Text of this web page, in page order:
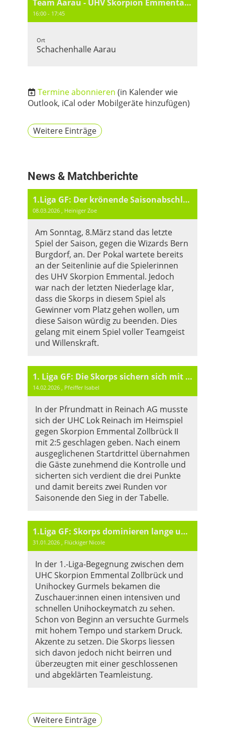
Team Aarau - UHV Skorpion Emmental II
16:00 - 17:45
Ort
Schachenhalle Aarau
Termine abonnieren (in Kalender wie
Outlook, iCal oder Mobilgeräte hinzufügen)
Weitere Einträge
News & Matchberichte
1.Liga GF: Der krönende Saisonabschluss
08.03.2026 , Heiniger Zoe
Am Sonntag, 8.März stand das letzte
Spiel der Saison, gegen die Wizards Bern
Burgdorf, an. Der Pokal wartete bereits
an der Seitenlinie auf die Spielerinnen
des UHV Skorpion Emmental. Jedoch
war nach der letzten Niederlage klar,
dass die Skorps in diesem Spiel als
Gewinner vom Platz gehen wollen, um
diese Saison würdig zu beenden. Dies
gelang mit einem Spiel voller Teamgeist
und Willenskraft.
1. Liga GF: Die Skorps sichern sich mit Auswärtssieg vorzeitig den Gruppensieg
14.02.2026 , Pfeiffer Isabel
In der Pfrundmatt in Reinach AG musste
sich der UHC Lok Reinach im Heimspiel
gegen Skorpion Emmental Zollbrück II
mit 2:5 geschlagen geben. Nach einem
ausgeglichenen Startdrittel übernahmen
die Gäste zunehmend die Kontrolle und
sicherten sich verdient die drei Punkte
und damit bereits zwei Runden vor
Saisonende den Sieg in der Tabelle.
1.Liga GF: Skorps dominieren lange und gewinnen verdient mit 6:2
31.01.2026 , Flückiger Nicole
In der 1.-Liga-Begegnung zwischen dem
UHC Skorpion Emmental Zollbrück und
Unihockey Gurmels bekamen die
Zuschauer:innen einen intensiven und
schnellen Unihockeymatch zu sehen.
Schon von Beginn an versuchte Gurmels
mit hohem Tempo und starkem Druck.
Akzente zu setzen. Die Skorps liessen
sich davon jedoch nicht beirren und
überzeugten mit einer geschlossenen
und abgeklärten Teamleistung.
Weitere Einträge